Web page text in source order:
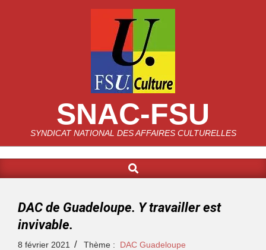
SNAC-FSU
SYNDICAT NATIONAL DES AFFAIRES CULTURELLES
DAC de Guadeloupe. Y travailler est
invivable.
8 février 2021 Thème : DAC Guadeloupe